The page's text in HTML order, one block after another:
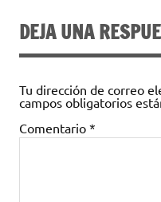
DEJA UNA
Tu dirección de correo
campos obligatorios
Comentario *